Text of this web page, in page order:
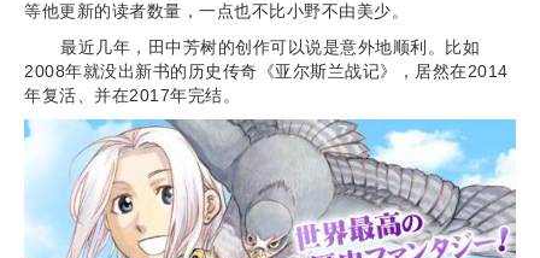
等他更新的读者数量，一点也不比小野不由美少。
最近几年，田中芳树的创作可以说是意外地顺利。比如
2008年就没出新书的历史传奇《亚尔斯兰战记》，居然在2014
年复活、并在2017年完结。